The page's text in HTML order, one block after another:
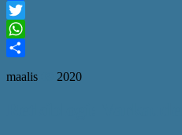
Facebook
Twitter
WhatsApp
maalis 2020